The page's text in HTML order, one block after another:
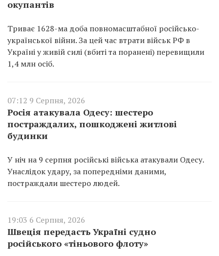
окупантів
Триває 1628-ма доба повномасштабної російсько-
української війни. За цей час втрати військ РФ в
Україні у живій силі (вбиті та поранені) перевищили
1,4 млн осіб.
07:12 9 Серпня, 2026
Росія атакувала Одесу: шестеро
постраждалих, пошкоджені житлові
будинки
У ніч на 9 серпня російські війська атакували Одесу.
Унаслідок удару, за попередніми даними,
постраждали шестеро людей.
19:03 6 Серпня, 2026
Швеція передасть Україні судно
російського «тіньового флоту»